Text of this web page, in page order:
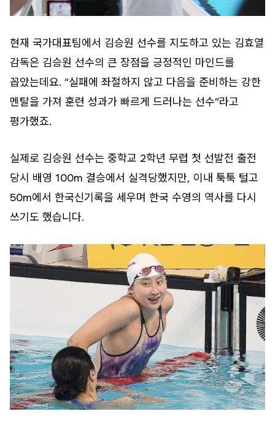
현재 국가대표팀에서 김승원 선수를 지도하고 있는 김효열
감독은 김승원 선수의 큰 장점을 긍정적인 마인드를
꼽았는데요. “실패에 좌절하지 않고 다음을 준비하는 강한
멘탈을 가져 훈련 성과가 빠르게 드러나는 선수”라고
평가했죠.
실제로 김승원 선수는 중학교 2학년 무렵 첫 선발전 출전
당시 배영 100m 결승에서 실격당했지만, 이내 툭툭 털고
50m에서 한국신기록을 세우며 한국 수영의 역사를 다시
쓰기도 했습니다.